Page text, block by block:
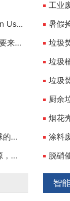
Introduction to Garbage Classification Using Deep Learning
大气中主要污染物有哪些?简要说明其主要来源及危害
回收利用和节约能源是助力打造绿色星球的好方法
别再从垃圾桶里捡旧衣服了，那不是资源，是风险
工业
暑假
垃圾
垃圾
垃圾
厨余
烟花
涂料
脱硝
智